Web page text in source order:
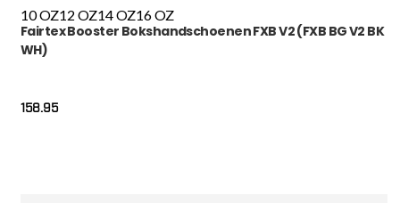
10 OZ12 OZ14 OZ16 OZ
Fairtex Booster Bokshandschoenen FXB V2 (FXB BG V2 BK
WH)
158.95